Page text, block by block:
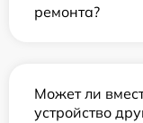
ремонта?
Может ли
устройство